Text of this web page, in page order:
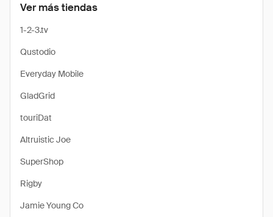
Ver más tiendas
1-2-3.tv
Qustodio
Everyday Mobile
GladGrid
touriDat
Altruistic Joe
SuperShop
Rigby
Jamie Young Co